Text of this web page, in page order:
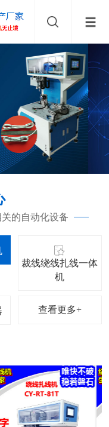
的自动化设备
裁线绕线扎线一体
机
查看更多+